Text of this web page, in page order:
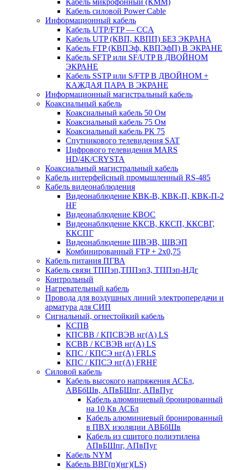
Кабель силовой Power Cable
Информационный кабель
Кабель UTP/FTP — CCA
Кабель UTP (КВП, КВПП) БЕЗ ЭКРАНА
Кабель FTP (КВПЭф, КВПЭфП) В ЭКРАНЕ
Кабель SFTP или SF/UTP В ДВОЙНОМ
ЭКРАНЕ
Кабель SSTP или S/FTP В ДВОЙНОМ +
КАЖДАЯ ПАРА В ЭКРАНЕ
Информационный магистральный кабель
Коаксиальный кабель
Коаксиальный кабель 50 Ом
Коаксиальный кабель 75 Ом
Коаксиальный кабель РК 75
Спутникового телевидения SAT
Цифрового телевидения MARS
HD/4K/CRYSTA
Коаксиальный магистральный кабель
Кабель интерфейсный промышленный RS-485
Кабель видеонаблюдения
Видеонаблюдение КВК-В, КВК-П, КВК-П-2
HF
Видеонаблюдение КВОС
Видеонаблюдение ККСВ, ККСП, ККСВГ,
ККСПГ
Видеонаблюдение ШВЭВ, ШВЭП
Комбинированный FTP + 2х0,75
Кабель питания ПГВА
Кабель связи ТППэп,ТППэпЗ, ТППэп-НДг
Контрольный
Нагревательный кабель
Провода для воздушных линий электропередачи и
арматура для СИП
Сигнальный, огнестойкий кабель
КСПВ
КПСВВ / КПСВЭВ нг(А) LS
КСВВ / КСВЭВ нг(А) LS
КПС / КПСЭ нг(А) FRLS
КПС / КПСЭ нг(А) FRHF
Силовой кабель
Кабель высокого напряжения АСБл,
АВБбШв, АПвБШпг, АПвПуг
Кабель алюминиевый бронированный
на 10 Кв АСБл
Кабель алюминиевый бронированный
в ПВХ изоляции АВБбШв
Кабель из сшитого полиэтилена
АПвБШпг, АПвПуг
Кабель NYM
Кабель ВВГ(п)(нг)(LS)